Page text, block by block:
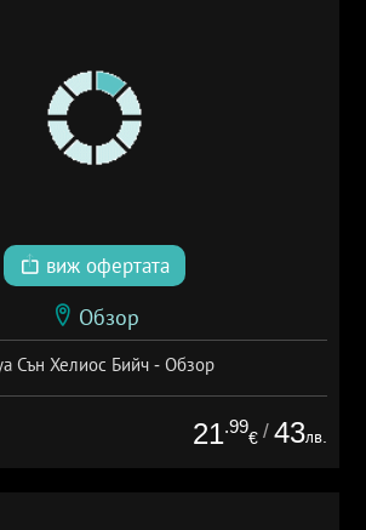
виж офертата
Обзор
Сън Хелиос Бийч - Обзор
21.99
€ / 43лв.